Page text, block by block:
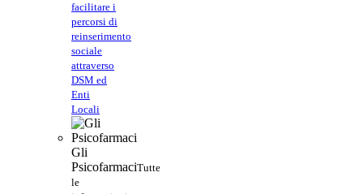
facilitare i
percorsi di
reinserimento
sociale
attraverso
DSM ed
Enti
Locali
Gli
PsicofarmaciTutte
le